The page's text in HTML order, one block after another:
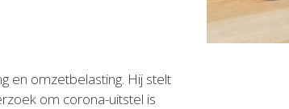
en omzetbelasting. Hij stelt
om corona-uitstel is